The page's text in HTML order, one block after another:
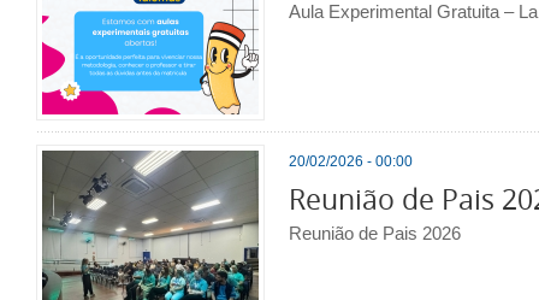
Aula Experimental Gratuita –
20/02/2026 - 00:00
Reunião de Pais
Reunião de Pais 2026